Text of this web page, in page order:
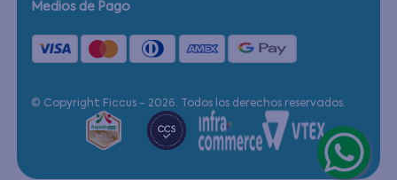
Medios de Pago
© Copyright Ficcus - 2026. Todos los derechos reservados.